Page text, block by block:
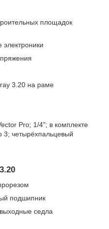
площадок
3.20 на раме
Pro; 1/4"; в комплекте
3; четырёхпальцевый
подшипник
седла